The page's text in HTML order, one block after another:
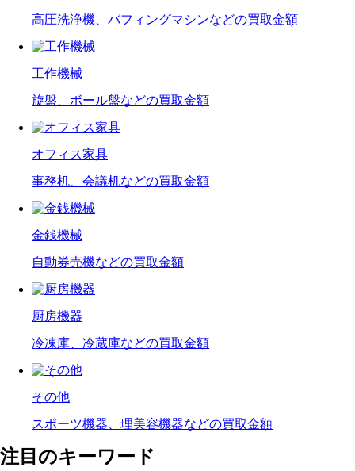
高圧洗浄機、バフィングマシンなどの買取金額
工作機械
旋盤、ボール盤などの買取金額
オフィス家具
事務机、会議机などの買取金額
金銭機械
自動券売機などの買取金額
厨房機器
冷凍庫、冷蔵庫などの買取金額
その他
スポーツ機器、理美容機器などの買取金額
注目のキーワード